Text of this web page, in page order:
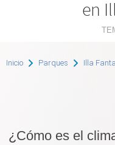
en
Inicio Parques Illa
¿Cómo es el